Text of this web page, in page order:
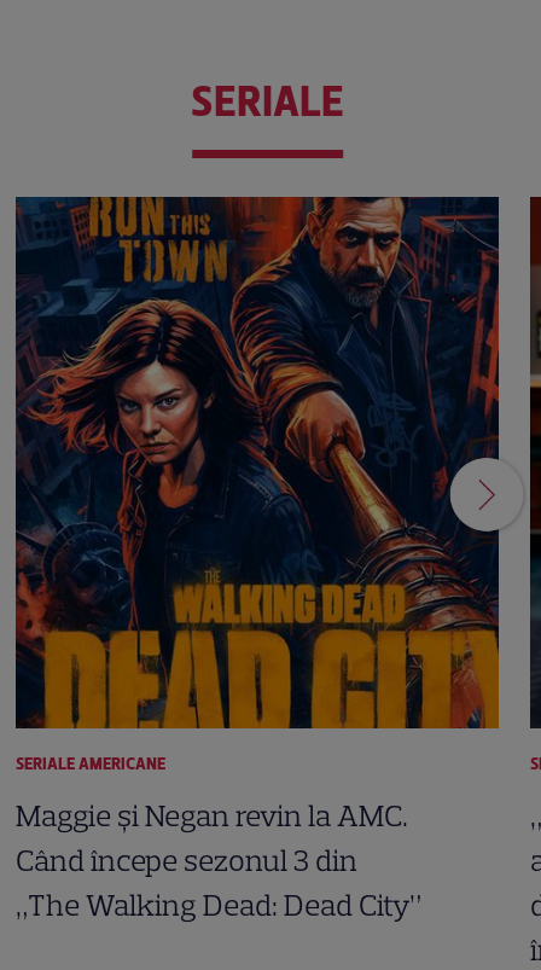
SERIALE
SERIALE AMERICANE
Maggie și Negan revin la AMC.
Când începe sezonul 3 din
„The Walking Dead: Dead City”